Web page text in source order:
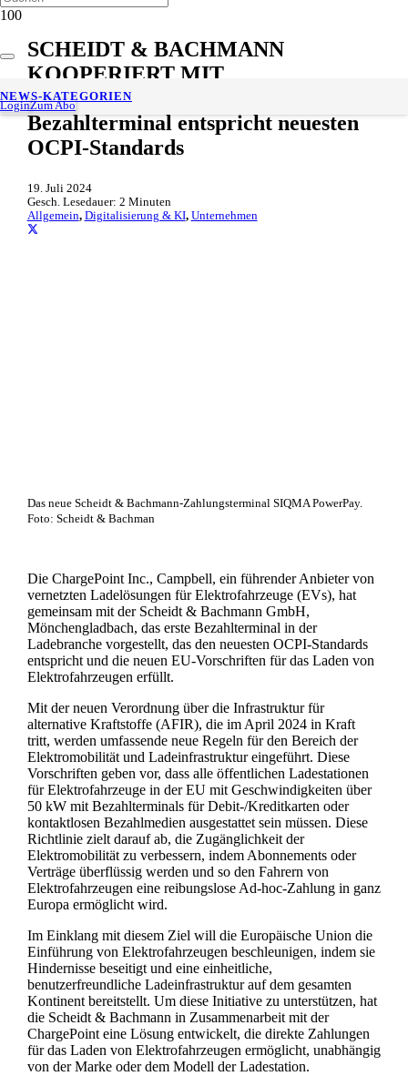
LoginZum Abo
NEWS-KATEGORIEN
SCHEIDT & BACHMANN
KOOPERIERT MIT
CHARGEPOINT Erstes
Bezahlterminal entspricht neuesten
OCPI-Standards
19. Juli 2024
Gesch. Lesedauer: 2 Minuten
Allgemein, Digitalisierung & KI, Unternehmen
Das neue Scheidt & Bachmann-Zahlungsterminal SIQMA PowerPay.
Foto: Scheidt & Bachman
Die ChargePoint Inc., Campbell, ein führender Anbieter von
vernetzten Ladelösungen für Elektrofahrzeuge (EVs), hat
gemeinsam mit der Scheidt & Bachmann GmbH,
Mönchengladbach, das erste Bezahlterminal in der
Ladebranche vorgestellt, das den neuesten OCPI-Standards
entspricht und die neuen EU-Vorschriften für das Laden von
Elektrofahrzeugen erfüllt.
Mit der neuen Verordnung über die Infrastruktur für
alternative Kraftstoffe (AFIR), die im April 2024 in Kraft
tritt, werden umfassende neue Regeln für den Bereich der
Elektromobilität und Ladeinfrastruktur eingeführt. Diese
Vorschriften geben vor, dass alle öffentlichen Ladestationen
für Elektrofahrzeuge in der EU mit Geschwindigkeiten über
50 kW mit Bezahlterminals für Debit-/Kreditkarten oder
kontaktlosen Bezahlmedien ausgestattet sein müssen. Diese
Richtlinie zielt darauf ab, die Zugänglichkeit der
Elektromobilität zu verbessern, indem Abonnements oder
Verträge überflüssig werden und so den Fahrern von
Elektrofahrzeugen eine reibungslose Ad-hoc-Zahlung in ganz
Europa ermöglicht wird.
Im Einklang mit diesem Ziel will die Europäische Union die
Einführung von Elektrofahrzeugen beschleunigen, indem sie
Hindernisse beseitigt und eine einheitliche,
benutzerfreundliche Ladeinfrastruktur auf dem gesamten
Kontinent bereitstellt. Um diese Initiative zu unterstützen, hat
die Scheidt & Bachmann in Zusammenarbeit mit der
ChargePoint eine Lösung entwickelt, die direkte Zahlungen
für das Laden von Elektrofahrzeugen ermöglicht, unabhängig
von der Marke oder dem Modell der Ladestation.